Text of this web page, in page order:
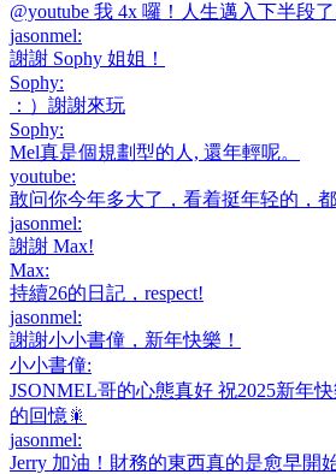
@youtube 我 4x 囉！人生邁入下半段
jasonmel:
謝謝 Sophy 姐姐！
Sophy:
：）謝謝來玩
Sophy:
Mel真是個規劃型的人, 還年輕呢。
youtube:
敢问你今年多大了，看着挺年轻的，
jasonmel:
謝謝 Max!
Max:
持續26的日記，respect!
jasonmel:
謝謝小小書僮，新年快樂！
小小書僮:
JSONMEL哥的心態真好 祝2025新年
的回憶🎇
jasonmel:
Jerry 加油！財務的東西真的是愈早開